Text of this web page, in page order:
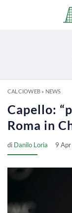
CALCIOWEB» NEWS
Capello:
Roma in
di Danilo Loria 9